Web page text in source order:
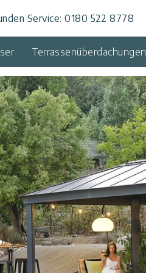
Service: 0180 522 8778
Terrassenüberdachungen